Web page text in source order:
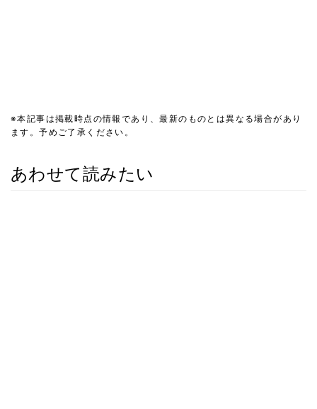
※本記事は掲載時点の情報であり、最新のものとは異なる場合があり
ます。予めご了承ください。
あわせて読みたい